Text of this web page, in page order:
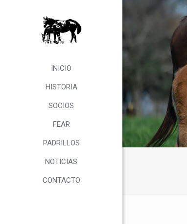
INICIO
HISTORIA
SOCIOS
FEAR
PADRILLOS
NOTICIAS
CONTACTO